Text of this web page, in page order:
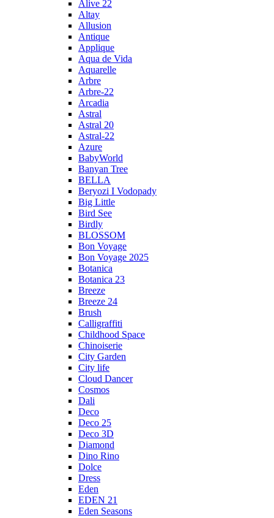
Alive 22
Altay
Allusion
Antique
Applique
Aqua de Vida
Aquarelle
Arbre
Arbre-22
Arcadia
Astral
Astral 20
Astral-22
Azure
BabyWorld
Banyan Tree
BELLA
Beryozi I Vodopady
Big Little
Bird See
Birdly
BLOSSOM
Bon Voyage
Bon Voyage 2025
Botanica
Botanica 23
Breeze
Breeze 24
Brush
Calligraffiti
Childhood Space
Chinoiserie
City Garden
City life
Cloud Dancer
Cosmos
Dali
Deco
Deco 25
Deco 3D
Diamond
Dino Rino
Dolce
Dress
Eden
EDEN 21
Eden Seasons